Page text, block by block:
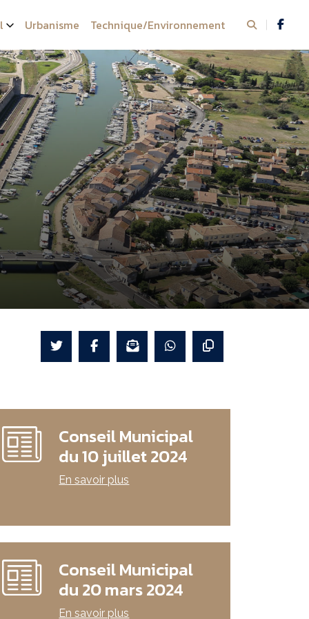
Urbanisme Technique/Environnement
Conseil Municipal
du 10 juillet 2024
En savoir plus
Conseil Municipal
du 20 mars 2024
En savoir plus